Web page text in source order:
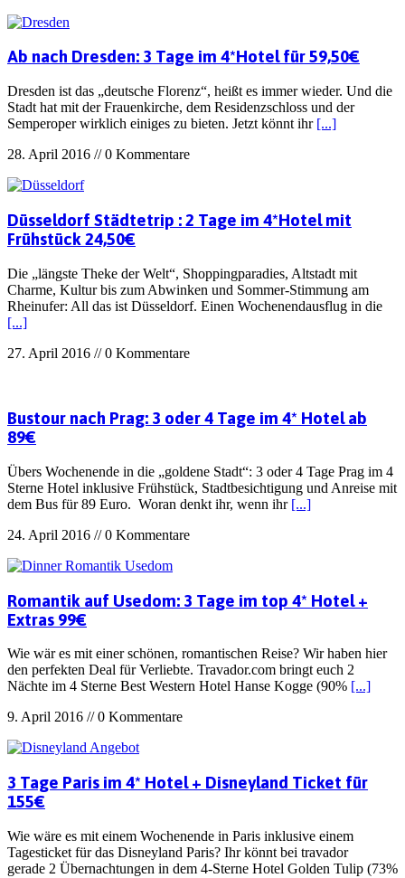
Ab nach Dresden: 3 Tage im 4*Hotel für 59,50€
Dresden ist das „deutsche Florenz“, heißt es immer wieder. Und die
Stadt hat mit der Frauenkirche, dem Residenzschloss und der
Semperoper wirklich einiges zu bieten. Jetzt könnt ihr [...]
28. April 2016 // 0 Kommentare
Düsseldorf Städtetrip : 2 Tage im 4*Hotel mit
Frühstück 24,50€
Die „längste Theke der Welt“, Shoppingparadies, Altstadt mit
Charme, Kultur bis zum Abwinken und Sommer-Stimmung am
Rheinufer: All das ist Düsseldorf. Einen Wochenendausflug in die
[...]
27. April 2016 // 0 Kommentare
Bustour nach Prag: 3 oder 4 Tage im 4* Hotel ab
89€
Übers Wochenende in die „goldene Stadt“: 3 oder 4 Tage Prag im 4
Sterne Hotel inklusive Frühstück, Stadtbesichtigung und Anreise mit
dem Bus für 89 Euro. Woran denkt ihr, wenn ihr [...]
24. April 2016 // 0 Kommentare
Romantik auf Usedom: 3 Tage im top 4* Hotel +
Extras 99€
Wie wär es mit einer schönen, romantischen Reise? Wir haben hier
den perfekten Deal für Verliebte. Travador.com bringt euch 2
Nächte im 4 Sterne Best Western Hotel Hanse Kogge (90% [...]
9. April 2016 // 0 Kommentare
3 Tage Paris im 4* Hotel + Disneyland Ticket für
155€
Wie wäre es mit einem Wochenende in Paris inklusive einem
Tagesticket für das Disneyland Paris? Ihr könnt bei travador
gerade 2 Übernachtungen in dem 4-Sterne Hotel Golden Tulip (73%